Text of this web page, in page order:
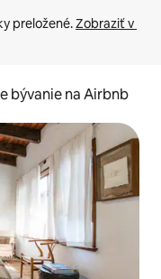
preložené. Zobraziť v
bývanie na Airbnb